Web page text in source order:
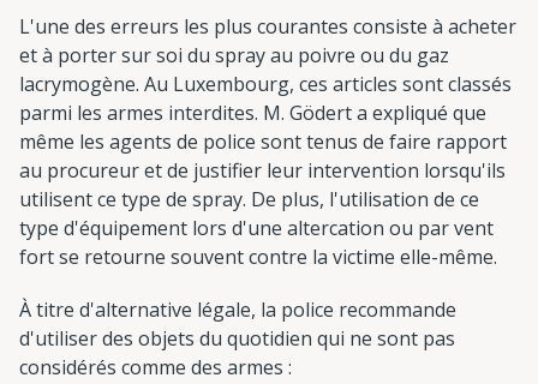
L'une des erreurs les plus courantes consiste à acheter
et à porter sur soi du spray au poivre ou du gaz
lacrymogène. Au Luxembourg, ces articles sont classés
parmi les armes interdites. M. Gödert a expliqué que
même les agents de police sont tenus de faire rapport
au procureur et de justifier leur intervention lorsqu'ils
utilisent ce type de spray. De plus, l'utilisation de ce
type d'équipement lors d'une altercation ou par vent
fort se retourne souvent contre la victime elle-même.
À titre d'alternative légale, la police recommande
d'utiliser des objets du quotidien qui ne sont pas
considérés comme des armes :